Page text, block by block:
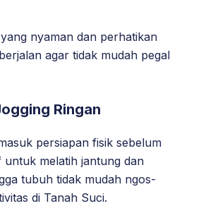
nyaman dan perhatikan
agar tidak mudah pegal
Ringan
persiapan fisik sebelum
melatih jantung dan
tubuh tidak mudah ngos-
di Tanah Suci.